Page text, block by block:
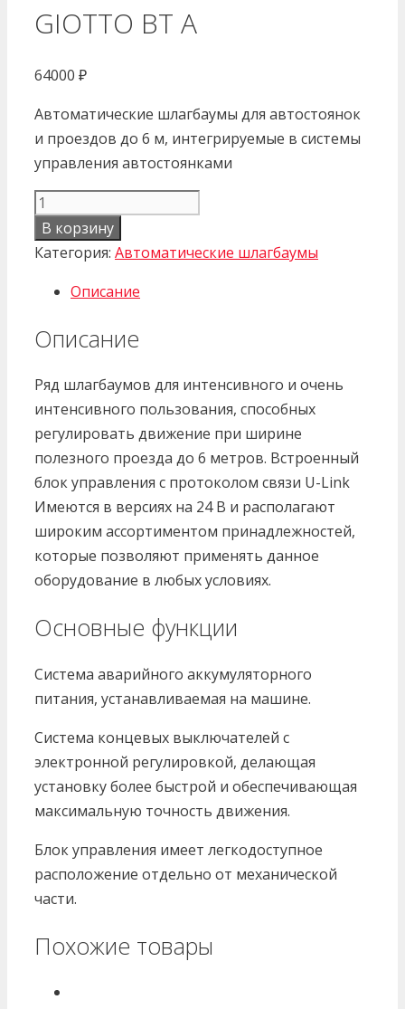
GIOTTO BT A
64000 ₽
Автоматические шлагбаумы для автостоянок
и проездов до 6 м, интегрируемые в системы
управления автостоянками
Количество
товара
GIOTTO
В корзину
Категория: Автоматические шлагбаумы
Описание
Описание
Ряд шлагбаумов для интенсивного и очень
интенсивного пользования, способных
регулировать движение при ширине
полезного проезда до 6 метров. Встроенный
блок управления с протоколом связи U-Link
Имеются в версиях на 24 В и располагают
широким ассортиментом принадлежностей,
которые позволяют применять данное
оборудование в любых условиях.
Основные функции
Система аварийного аккумуляторного
питания, устанавливаемая на машине.
Система концевых выключателей с
электронной регулировкой, делающая
установку более быстрой и обеспечивающая
максимальную точность движения.
Блок управления имеет легкодоступное
расположение отдельно от механической
части.
Похожие товары